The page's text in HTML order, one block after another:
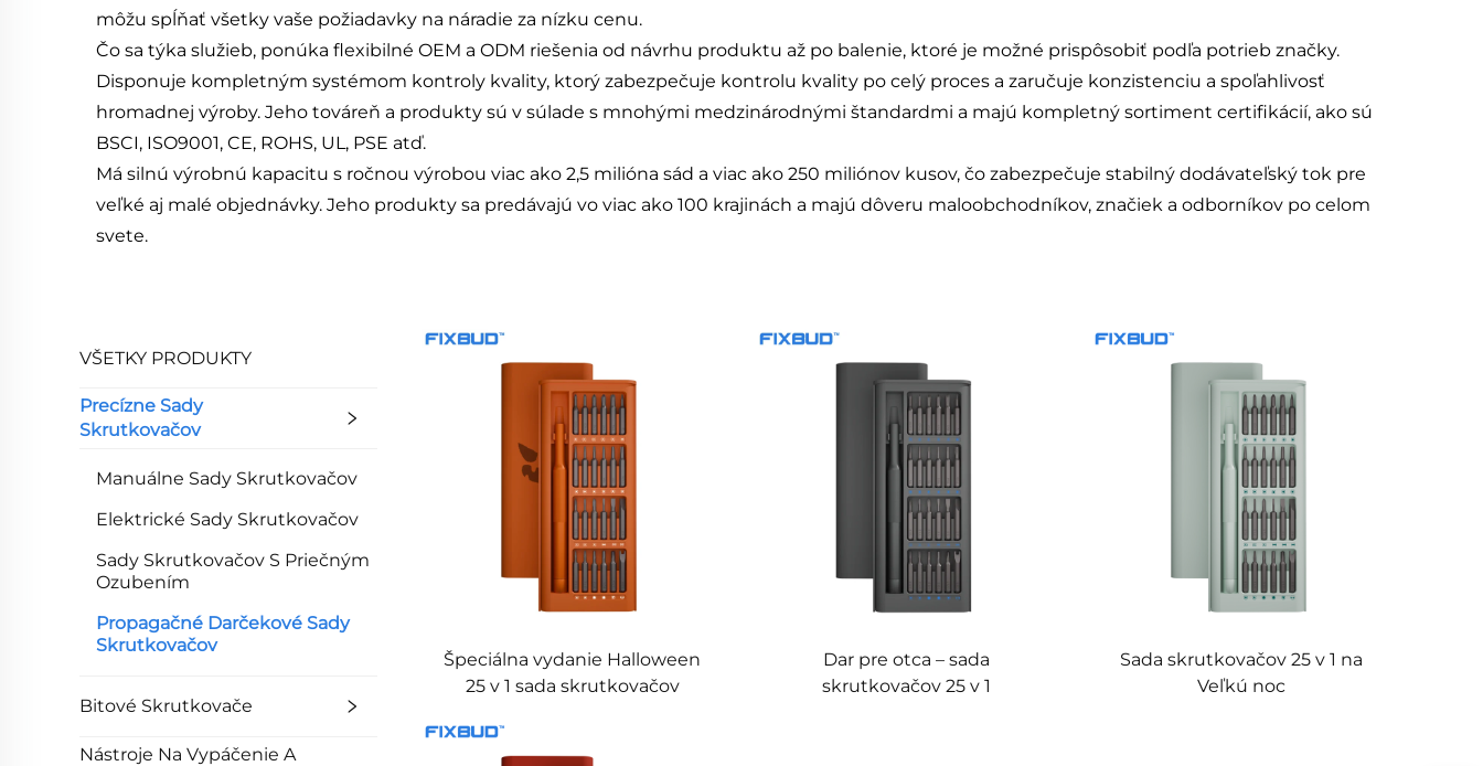
môžu spĺňať všetky vaše požiadavky na náradie za nízku cenu.
Čo sa týka služieb, ponúka flexibilné OEM a ODM riešenia od návrhu produktu až po balenie, ktoré je možné prispôsobiť podľa potrieb značky.
Disponuje kompletným systémom kontroly kvality, ktorý zabezpečuje kontrolu kvality po celý proces a zaručuje konzistenciu a spoľahlivosť
hromadnej výroby. Jeho továreň a produkty sú v súlade s mnohými medzinárodnými štandardmi a majú kompletný sortiment certifikácií, ako sú
BSCI, ISO9001, CE, ROHS, UL, PSE atď.
Má silnú výrobnú kapacitu s ročnou výrobou viac ako 2,5 milióna sád a viac ako 250 miliónov kusov, čo zabezpečuje stabilný dodávateľský tok pre
veľké aj malé objednávky. Jeho produkty sa predávajú vo viac ako 100 krajinách a majú dôveru maloobchodníkov, značiek a odborníkov po celom
svete.
VŠETKY PRODUKTY
Precízne Sady
Skrutkovačov
Manuálne Sady Skrutkovačov
Elektrické Sady Skrutkovačov
Sady Skrutkovačov S Priečným
Ozubením
Propagačné Darčekové Sady
Skrutkovačov
Bitové Skrutkovače
Nástroje Na Vypáčenie A
Špeciálna vydanie Halloween
25 v 1 sada skrutkovačov
Dar pre otca – sada
skrutkovačov 25 v 1
Sada skrutkovačov 25 v 1 na
Veľkú noc